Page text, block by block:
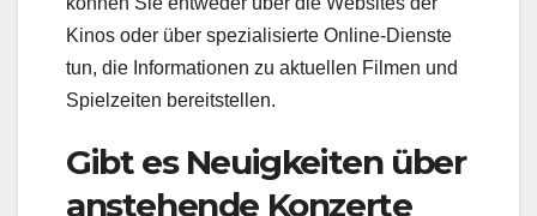
Kinos oder über spezialisierte Online-Dienste
tun, die Informationen zu aktuellen Filmen und
Spielzeiten bereitstellen.
Gibt es Neuigkeiten über
anstehende Konzerte